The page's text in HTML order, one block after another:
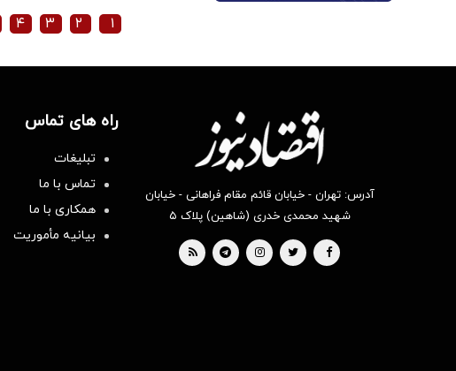
۱ ۲ ۳ ۴
آدرس: تهران - خیابان قائم مقام فراهانی - خیابان
شهید محمدی خدری (شاهین) پلاک ۵
راه های تماس
تبلیغات
تماس با ما
همکاری با ما
بیانیه مأموریت